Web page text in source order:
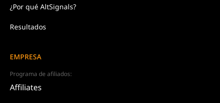
¿Por qué AltSignals?
Resultados
EMPRESA
Programa de afiliados:
Affiliates